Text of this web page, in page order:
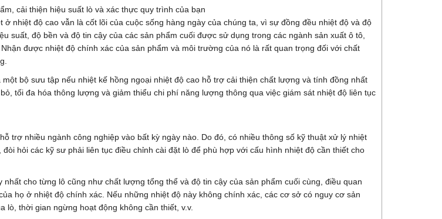
cải thiện hiệu suất lò và xác thực quy trình của bạn
ở nhiệt độ cao vẫn là cốt lõi của cuộc sống hàng ngày của chúng ta, vì sự đồng đều nhiệt độ và độ
suất, độ bền và độ tin cậy của các sản phẩm cuối được sử dụng trong các ngành sản xuất ô tô,
được nhiệt độ chính xác của sản phẩm và môi trường của nó là rất quan trọng đối với chất
một bộ sưu tập nếu nhiệt kế hồng ngoại nhiệt độ cao hỗ trợ cải thiện chất lượng và tính đồng nhất
tối đa hóa thông lượng và giảm thiểu chi phí năng lượng thông qua việc giám sát nhiệt độ liên tục
trợ nhiều ngành công nghiệp vào bất kỳ ngày nào. Do đó, có nhiều thông số kỹ thuật xử lý nhiệt
hỏi các kỹ sư phải liên tục điều chỉnh cài đặt lò để phù hợp với cấu hình nhiệt độ cần thiết cho
nhất cho từng lô cũng như chất lượng tổng thể và độ tin cậy của sản phẩm cuối cùng, điều quan
họ ở nhiệt độ chính xác. Nếu những nhiệt độ này không chính xác, các cơ sở có nguy cơ sản
lò, thời gian ngừng hoạt động không cần thiết, v.v.